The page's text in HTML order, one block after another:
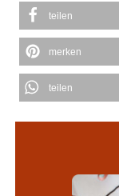
teilen
merken
teilen